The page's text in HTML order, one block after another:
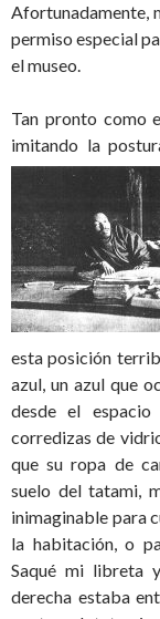
Afortunadamente,
permiso especial
el museo.
Tan pronto como
imitando la
esta posición
azul, un azul que
desde el
corredizas de
que su ropa de
suelo del tatami,
inimaginable para
la habitación, o
Saqué mi libreta
derecha estaba